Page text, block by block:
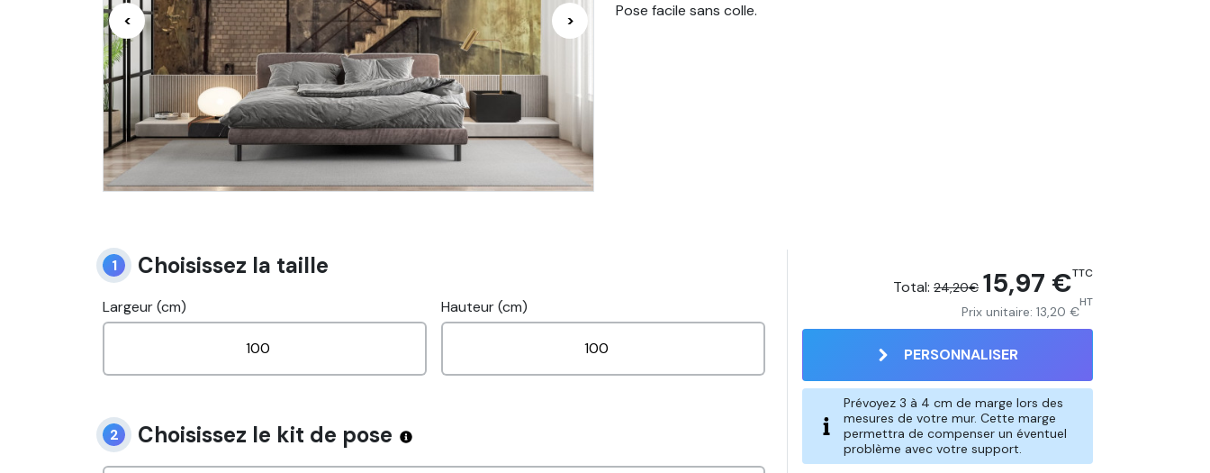
< >
Pose facile sans colle.
1 Choisissez la taille
Largeur (cm) Hauteur (cm)
2 Choisissez le kit de pose
Total: 24,20€ 15,97 €TTC
Prix unitaire: 13,20 €
HT
PERSONNALISER
Prévoyez 3 à 4 cm de marge lors des
mesures de votre mur. Cette marge
permettra de compenser un éventuel
problème avec votre support.